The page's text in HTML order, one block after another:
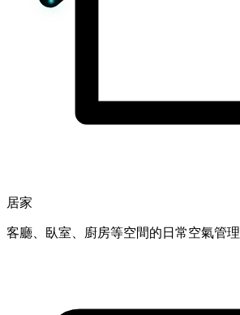
居家
客廳、臥室、廚房等空間的日常空氣管理